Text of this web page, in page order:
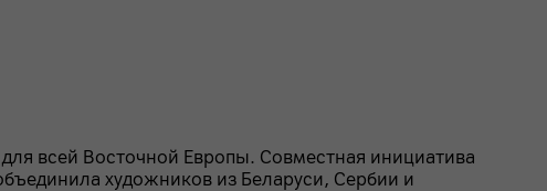
всей Восточной Европы. Совместная инициатива
художников из Беларуси, Сербии и